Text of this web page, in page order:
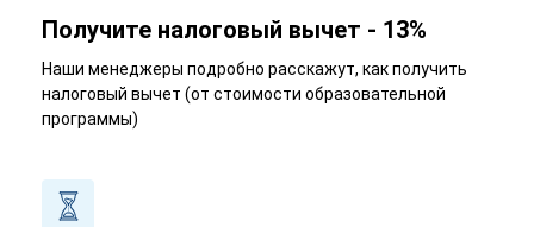
Получите налоговый вычет - 13%
Наши менеджеры подробно расскажут, как получить
налоговый вычет (от стоимости образовательной
программы)